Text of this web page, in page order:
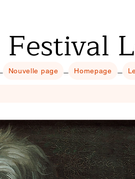
Festival
Nouvelle page Homepage